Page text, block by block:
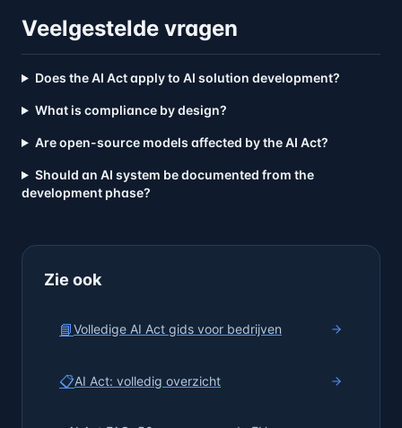
Veelgestelde vragen
Does the AI Act apply to AI solution development?
What is compliance by design?
Are open-source models affected by the AI Act?
Should an AI system be documented from the
development phase?
Zie ook
📘Volledige AI Act gids voor bedrijven
📋AI Act: volledig overzicht